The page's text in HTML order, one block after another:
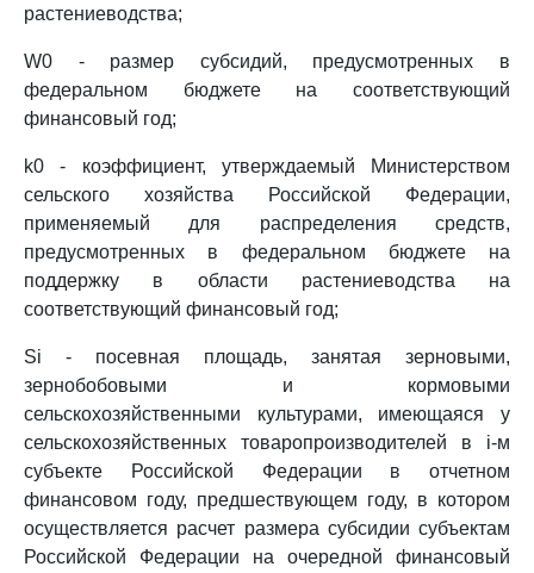
растениеводства;
W0 - размер субсидий, предусмотренных в
федеральном бюджете на соответствующий
финансовый год;
k0 - коэффициент, утверждаемый Министерством
сельского хозяйства Российской Федерации,
применяемый для распределения средств,
предусмотренных в федеральном бюджете на
поддержку в области растениеводства на
соответствующий финансовый год;
Si - посевная площадь, занятая зерновыми,
зернобобовыми и кормовыми
сельскохозяйственными культурами, имеющаяся у
сельскохозяйственных товаропроизводителей в i-м
субъекте Российской Федерации в отчетном
финансовом году, предшествующем году, в котором
осуществляется расчет размера субсидии субъектам
Российской Федерации на очередной финансовый